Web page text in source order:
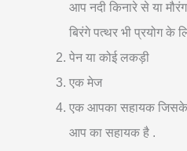
आप नदी किनारे से या
बिरंगे पत्थर भी प्रयोग के
पेन या कोई लकड़ी
एक मेज
एक आपका सहायक जिसके
आप का सहायक है .